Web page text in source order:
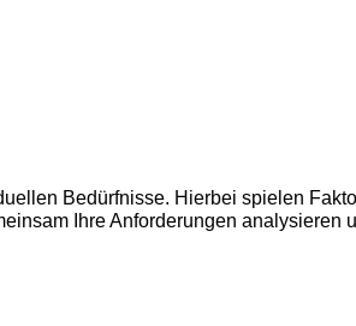
Bedürfnisse. Hierbei spielen
Ihre Anforderungen